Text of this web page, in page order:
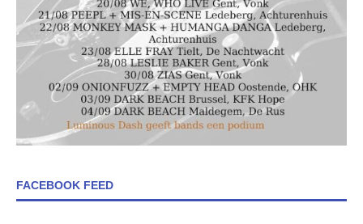
FACEBOOK FEED